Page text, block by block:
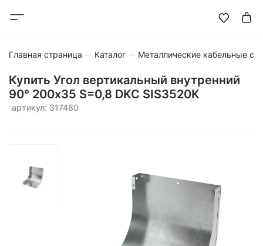
Главная страница Каталог Металлические кабельные
Купить Угол вертикальный внутренний
90° 200x35 S=0,8 DKC SIS3520K
артикул: 317480